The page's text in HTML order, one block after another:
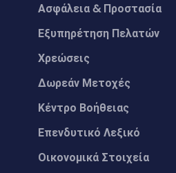
Ασφάλεια & Προστασία
Εξυπηρέτηση Πελατών
Χρεώσεις
Δωρεάν Μετοχές
Κέντρο Βοήθειας
Επενδυτικό Λεξικό
Οικονομικά Στοιχεία